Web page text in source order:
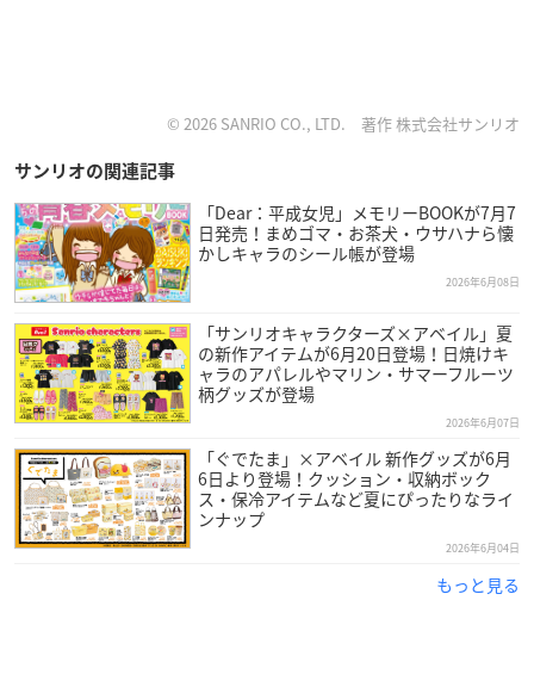
© 2026 SANRIO CO., LTD. 著作 株式会社サンリオ
サンリオの関連記事
「Dear：平成女児」メモリーBOOKが7月7
日発売！まめゴマ・お茶犬・ウサハナら懐
かしキャラのシール帳が登場
2026年6月08日
「サンリオキャラクターズ×アベイル」夏
の新作アイテムが6月20日登場！日焼けキ
ャラのアパレルやマリン・サマーフルーツ
柄グッズが登場
2026年6月07日
「ぐでたま」×アベイル 新作グッズが6月
6日より登場！クッション・収納ボック
ス・保冷アイテムなど夏にぴったりなライ
ンナップ
2026年6月04日
もっと見る